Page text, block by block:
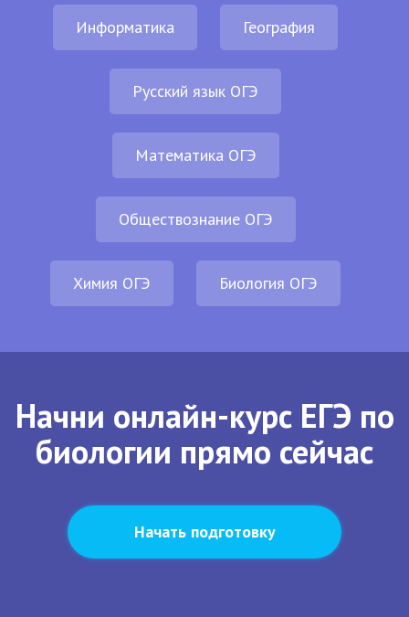
Информатика География
Русский язык ОГЭ
Математика ОГЭ
Обществознание ОГЭ
Химия ОГЭ Биология ОГЭ
Начни онлайн-курс ЕГЭ по
биологии прямо сейчас
Начать подготовку